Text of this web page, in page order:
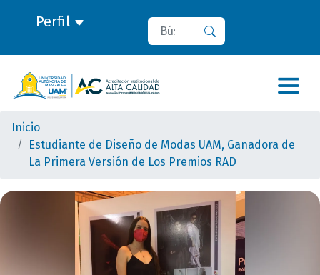
Perfil Buscar
Inicio
Estudiante de Diseño de Modas UAM, Ganadora de
La Primera Versión de Los Premios RAD